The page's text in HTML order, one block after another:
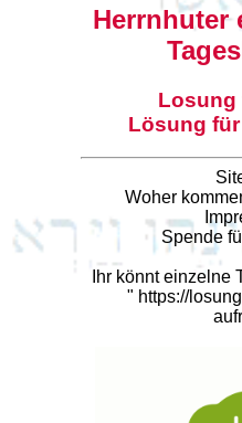
Herrnhuter
Losung
Lösung
Woher
Spende
Ihr könnt einzelne
" https://